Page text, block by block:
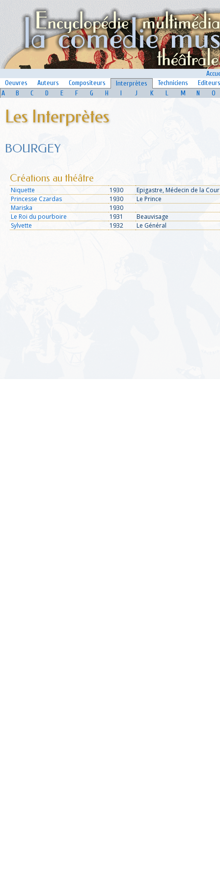
Oeuvres
Auteurs Compositeurs Interprètes Techniciens
Editeurs
A
B C D E F G H I J K L M N O
Les Interprètes
BOURGEY
Créations au théâtre
Niquette 1930
Epigastre, Médecin de la Cour
Princesse Czardas
1930
Le Prince
Mariska
1930
Le Roi du pourboire
1931
Beauvisage
Sylvette
1932 Le Général